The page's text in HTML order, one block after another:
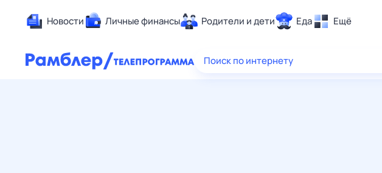
Новости Личные финансы Родители и дети Еда Ещё
Здоровье
Поиск по интернету